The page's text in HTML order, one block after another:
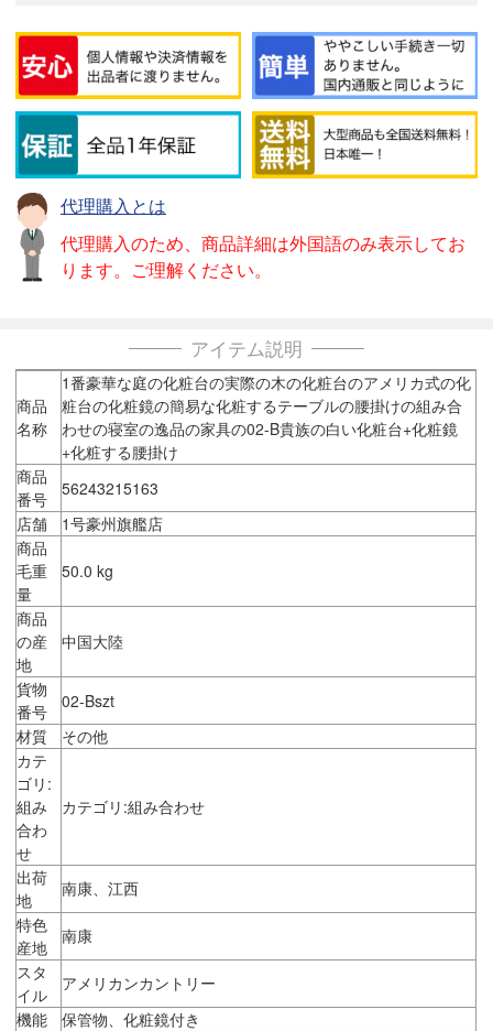
代理購入とは
代理購入のため、商品詳細は外国語のみ表示してお
ります。ご理解ください。
アイテム説明
商品
名称
1番豪華な庭の化粧台の実際の木の化粧台のアメリカ式の化
粧台の化粧鏡の簡易な化粧するテーブルの腰掛けの組み合
わせの寝室の逸品の家具の02-B貴族の白い化粧台+化粧鏡
+化粧する腰掛け
商品
番号
56243215163
店舗
1号豪州旗艦店
商品
毛重
量
50.0 kg
商品
の産
地
中国大陸
貨物
番号
02-Bszt
材質
その他
カテ
ゴリ:
組み
合わ
せ
カテゴリ:組み合わせ
出荷
地
南康、江西
特色
産地
南康
スタ
イル
アメリカンカントリー
機能
保管物、化粧鏡付き